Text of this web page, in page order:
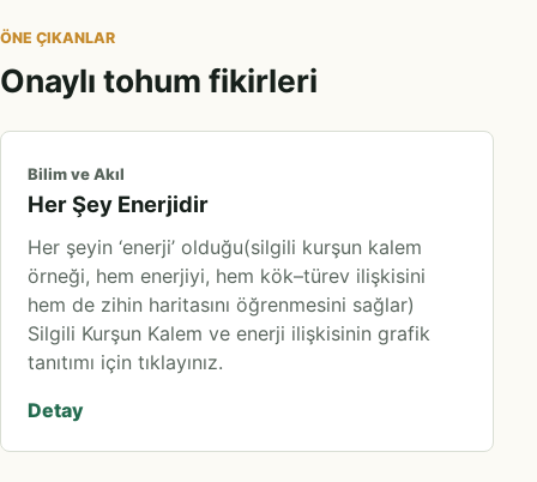
ÖNE ÇIKANLAR
Onaylı tohum fikirleri
Bilim ve Akıl
Her Şey Enerjidir
Her şeyin ‘enerji’ olduğu(silgili kurşun kalem
örneği, hem enerjiyi, hem kök–türev ilişkisini
hem de zihin haritasını öğrenmesini sağlar)
Silgili Kurşun Kalem ve enerji ilişkisinin grafik
tanıtımı için tıklayınız.
Detay